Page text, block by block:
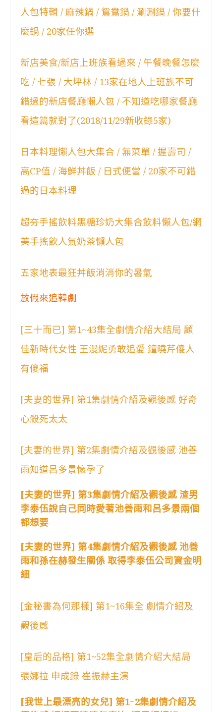
人包特輯 / 麻辣鍋 / 鴛鴦鍋 / 涮涮鍋 / 你要什
麼鍋 / 20家任你選
新店美食/新店上班族看過來 / 午餐晚餐怎麼
吃 / 七張 / 大坪林 / 13家在地人上班族不可
錯過的新店餐廳懶人包 / 不知道吃哪家餐廳
看這篇就對了(2018/11/29新收錄5家)
日本料理懶人包大集合 / 無菜單 / 握壽司 /
高CP值 / 海鮮丼飯 / 日式便當 / 20家不可錯
過的日本料理
超夯手搖飲料黑糖珍奶大集合飲料懶人包/網
美手搖飲人氣奶茶懶人包
五家地表最狂丼飯消消你的暑氣
放假來追韓劇
[三十而已] 第1~43集全劇情介紹大結局 顧
佳新時代女性 王漫妮勇敢追愛 鐘曉芹傻人
有傻福
[夫妻的世界] 第1集劇情介紹及觀後感 好奇
心殺死太太
[夫妻的世界] 第2集劇情介紹及觀後感 池善
雨知道呂多景懷孕了
[夫妻的世界] 第3集劇情介紹及觀後感 渣男
李泰伍說自己同時愛著池善雨和呂多景兩個
都想要
[夫妻的世界] 第4集劇情介紹及觀後感 池善
雨和孫在赫發生關係 取得李泰伍公司資金明
細
[金秘書為何那樣] 第1~16集全 劇情介紹及
觀後感
[皇后的品格] 第1~52集全劇情介紹大結局
張娜拉 申成錄 崔振赫主演
[我世上最漂亮的女兒] 第1~2集劇情介紹及